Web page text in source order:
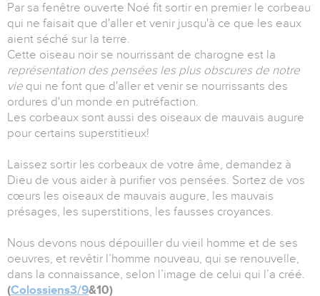
Par sa fenêtre ouverte Noé fit sortir en premier le corbeau
qui ne faisait que d'aller et venir jusqu'à ce que les eaux
aient séché sur la terre.
Cette oiseau noir se nourrissant de charogne est la
représentation des pensées les plus obscures de notre
vie qui ne font que d'aller et venir se nourrissants des
ordures d'un monde en putréfaction.
Les corbeaux sont aussi des oiseaux de mauvais augure
pour certains superstitieux!
Laissez sortir les corbeaux de votre âme, demandez à
Dieu de vous aider à purifier vos pensées. Sortez de vos
cœurs les oiseaux de mauvais augure, les mauvais
présages, les superstitions, les fausses croyances.
Nous devons nous dépouiller du vieil homme et de ses
oeuvres, et revêtir l’homme nouveau, qui se renouvelle,
dans la connaissance, selon l’image de celui qui l’a créé.
(Colossiens3/9&10)